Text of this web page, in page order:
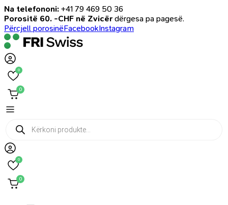
Na telefononi: +41 79 469 50 36
Porositë 60. -CHF në Zvicër dërgesa pa pagesë.
Përcjell porosinëFacebookInstagram
0
0
Products
search
0
0